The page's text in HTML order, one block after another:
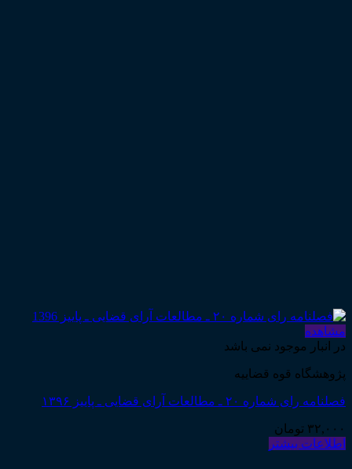
مشاهده
در انبار موجود نمی باشد
پژوهشگاه قوه قضاییه
فصلنامه رای شماره ۲۰ ـ مطالعات آرای قضایی ـ پاییز ۱۳۹۶
۳۲,۰۰۰ تومان
اطلاعات بیشتر